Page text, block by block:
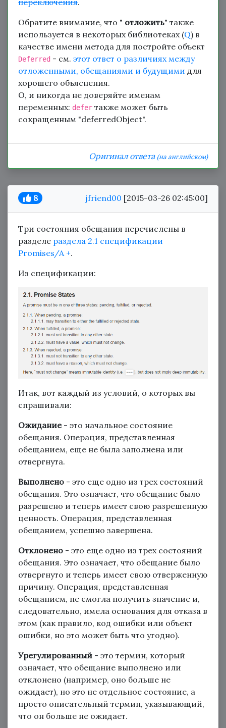
переключения.
Обратите внимание, что " отложить" также
используется в некоторых библиотеках (Q) в
качестве имени метода для постройте объект
Deferred - см. этот ответ о различиях между
отложенными, обещаниями и будущими для
хорошего объяснения.
О, и никогда не доверяйте именам
переменных: defer также может быть
сокращенным "deferredObject".
Оригинал ответа (на английском)
8 jfriend00 [2015-03-26 02:45:00]
Три состояния обещания перечислены в
разделе раздела 2.1 спецификации
Promises/A +.
Из спецификации:
Итак, вот каждый из условий, о которых вы
спрашивали:
Ожидание- это начальное состояние
обещания. Операция, представленная
обещанием, еще не была заполнена или
отвергнута.
Выполнено - это еще одно из трех состояний
обещания. Это означает, что обещание было
разрешено и теперь имеет свою разрешенную
ценность. Операция, представленная
обещанием, успешно завершена.
Отклонено - это еще одно из трех состояний
обещания. Это означает, что обещание было
отвергнуто и теперь имеет свою отверженную
причину. Операция, представленная
обещанием, не смогла получить значение и,
следовательно, имела основания для отказа в
этом (как правило, код ошибки или объект
ошибки, но это может быть что угодно).
Урегулированный - это термин, который
означает, что обещание выполнено или
отклонено (например, оно больше не
ожидает), но это не отдельное состояние, а
просто описательный термин, указывающий,
что он больше не ожидает.